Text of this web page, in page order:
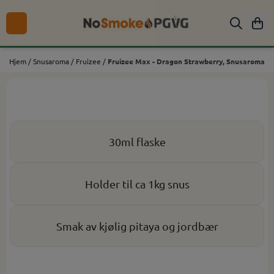
Hopp til innhold
Hjem /Snusaroma / Fruizee / Fruizee Max - Dragon Strawberry, Snusaroma
30ml flaske
Holder til ca 1kg snus
Smak av kjølig pitaya og jordbær